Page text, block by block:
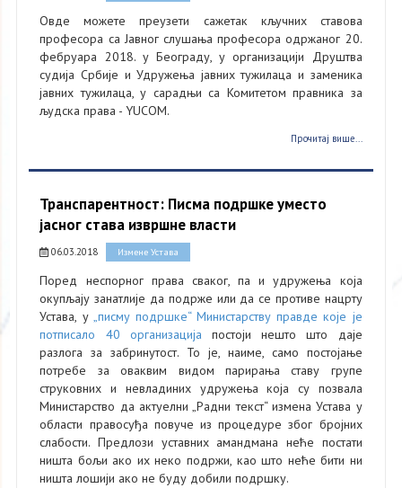
Овде можете преузети сажетак кључних ставова
професора са Јавног слушања професора одржаног 20.
фебруара 2018. у Београду, у организацији Друштва
судија Србије и Удружења јавних тужилаца и заменика
јавних тужилаца, у сарадњи са Комитетом правника за
људска права - YUCOM.
Прочитај више...
Транспарентност: Писма подршке уместо
јасног става извршне власти
06.03.2018 Измене Устава
Поред неспорног права сваког, па и удружења која
окупљају занатлије да подрже или да се противе нацрту
Устава, у „писму подршке“ Министарству правде које је
потписало 40 организација постоји нешто што даје
разлога за забринутост. То је, наиме, само постојање
потребе за оваквим видом парирања ставу групе
струковних и невладиних удружења која су позвала
Министарство да актуелни „Радни текст“ измена Устава у
области правосуђа повуче из процедуре због бројних
слабости. Предлози уставних амандмана неће постати
ништа бољи ако их неко подржи, као што неће бити ни
ништа лошији ако не буду добили подршку.